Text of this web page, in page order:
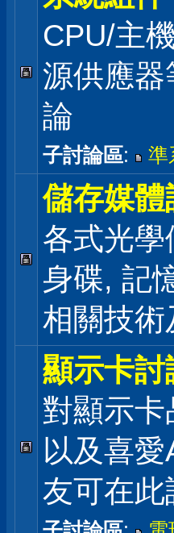
CPU/主
源供應
論
子討論區: 準
儲存媒體
各式光
身碟, 記
相關技術
顯示卡討
對顯示
以及喜
友可在此